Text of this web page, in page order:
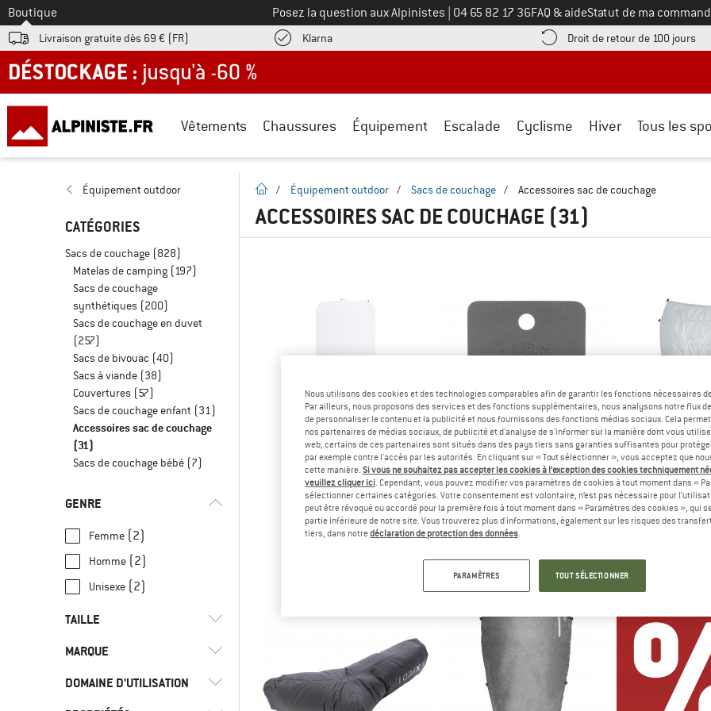
Vers le
Boutique Posez la question aux Alpinistes Appelez-nous au
04 65 82 17 36FAQ & aideStatut de ma
Livraison gratuite dès 69 € (FR) KlarnaTrouve les informations de paiement ici ! Ouvre une boîte d'information
Droit de retour de 100 jours
DÉSTOCKAGE : jusqu'à -60 %
Vêtements Chaussures Équipement Escalade Cyclisme Hiver Tous les
Équipement outdoor
CATÉGORIES
Sacs de couchage (828)
Matelas de camping (197)
Sacs de couchage
synthétiques (200)
Sacs de couchage en duvet
(257)
Sacs de bivouac (40)
Sacs à viande (38)
Couvertures (57)
Sacs de couchage enfant (31)
Accessoires sac de couchage
(31)
Sacs de couchage bébé (7)
GENRE
Femme (2)
Homme (2)
Unisexe (2)
TAILLE
37 39
45 46
MARQUE
DOMAINE D'UTILISATION
Page d'accueil
/ Équipement outdoor / Sacs de couchage / Accessoires sac de couchage
ACCESSOIRES SAC DE COUCHAGE (31)
EXPED
Mat Sheet
FJÄLLRÄVEN
Kånken Seat Pad
Coussin d'assise
8,00 €
(2)
Feater - The
Nous utilisons des cookies et des technologies comparables afin de garantir les fonctions nécessaires
Par ailleurs, nous proposons des services et des fonctions supplémentaires, nous analysons notre flux
de personnaliser le contenu et la publicité et nous fournissons des fonctions médias sociaux. Cela
nos partenaires de médias sociaux, de publicité et d'analyse de s'informer sur la manière dont vous
web; certains de ces partenaires sont situés dans des pays tiers sans garanties suffisantes pour
par exemple contre l'accès par les autorités. En cliquant sur « Tout sélectionner », vous acceptez que
cette manière. Si vous ne souhaitez pas accepter les cookies à l’exception des cookies techniquement
veuillez cliquer ici. Cependant, vous pouvez modifier vos paramètres de cookies à tout moment dans «
sélectionner certaines catégories. Votre consentement est volontaire, n’est pas nécessaire pour
peut être révoqué ou accordé pour la première fois à tout moment dans « Paramètres des cookies », qui
partie inférieure de notre site. Vous trouverez plus d'informations, également sur les risques des
tiers, dans notredéclaration de protection des données.
PARAMÈTRES TOUT SÉLECTIONNER